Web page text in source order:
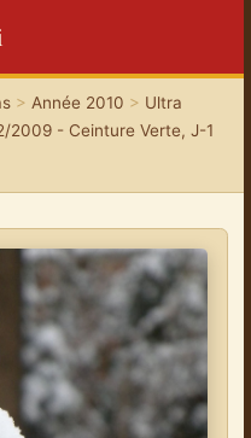
> Année 2010 > Ultra
2009 - Ceinture Verte, J-1